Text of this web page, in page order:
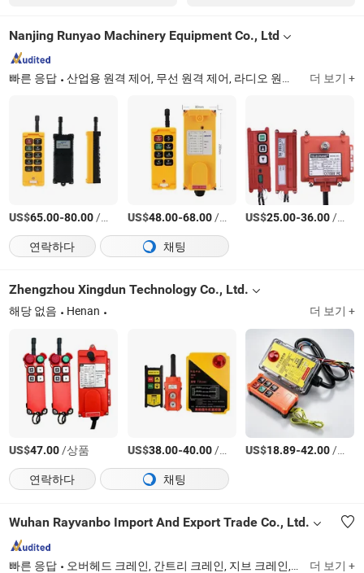
Nanjing Runyao Machinery Equipment Co., Ltd
빠른 응답 산업용 원격 제어, 무선 원격 제어, 라디오 원격 제어, 크레인 원격 제어, 호이스트 크레인 원격 제어, 타워 크레인 원격 제어, 철제 꽃 선반, 전기 모터, 잔디 깎는 기계, 생산 라인 더 보기 +
US$65.00-80.00/세트 US$48.00-68.00/세트 US$25.00-36.00/세트
연락하다
채팅
Zhengzhou Xingdun Technology Co., Ltd.
해당 없음 Henan 더 보기 +
US$47.00/상품 US$38.00-40.00/상품 US$18.89-42.00/상품
연락하다
채팅
Wuhan Rayvanbo Import And Export Trade Co., Ltd.
빠른 응답 오버헤드 크레인, 간트리 크레인, 지브 크레인, 전기 체인 호이스트, 와이어 로프 호이스트, 유럽식 호이스트, 무대 호이스트, 엔드 캐리지, 영구 자석 리프터, 리프팅 장비 액세서리 더 보기 +